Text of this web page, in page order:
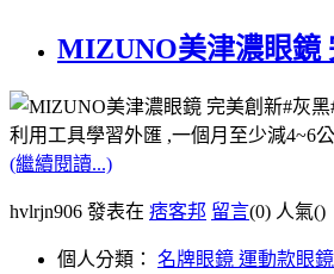
MIZUNO美津濃眼鏡
利用工具學習外匯 ,一個月至少減4~6
(繼續閱讀...)
hvlrjn906 發表在 痞客邦 留言(0) 人氣()
個人分類： 名牌眼鏡 運動款眼